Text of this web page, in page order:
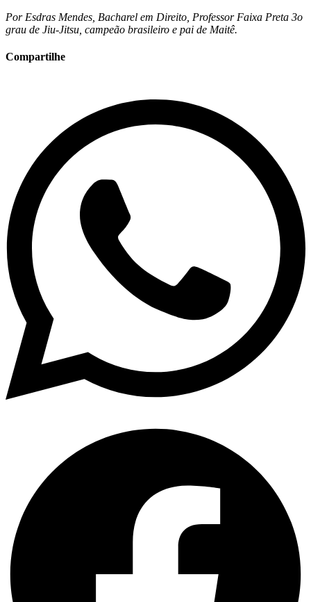
Por Esdras Mendes, Bacharel em Direito, Professor Faixa Preta 3o
grau de Jiu-Jitsu, campeão brasileiro e pai de Maitê.
Compartilhe